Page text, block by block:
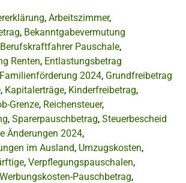
, Arbeitszimmer,
, Bekanntgabevermutung
Berufskraftfahrer Pauschale,
Renten, Entlastungsbetrag
Familienförderung 2024, Grundfreibetrag
, Kapitalerträge, Kinderfreibetrag,
Grenze, Reichensteuer,
, Sparerpauschbetrag, Steuerbescheid
Änderungen 2024,
im Ausland, Umzugskosten,
, Verpflegungspauschalen,
Werbungskosten-Pauschbetrag,